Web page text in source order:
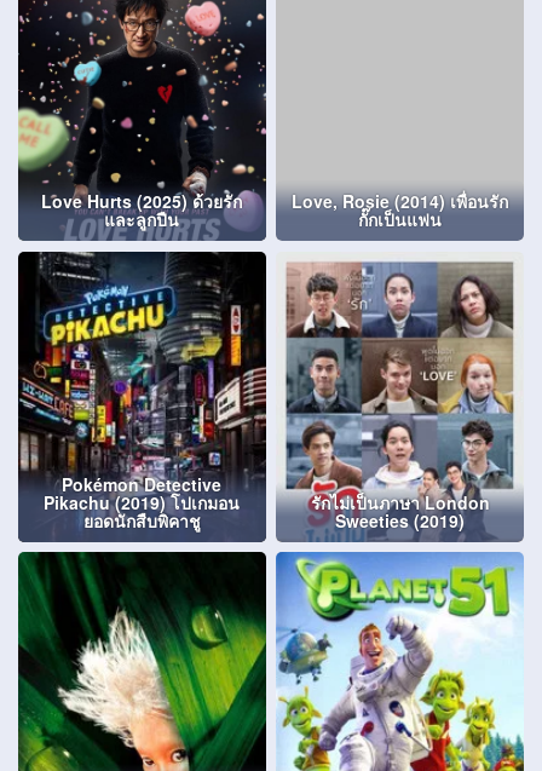
Love Hurts (2025) ด้วยรัก
และลูกปืน
Love, Rosie (2014) เพื่อนรัก
กั๊กเป็นแฟน
Pokémon Detective
Pikachu (2019) โปเกมอน
ยอดนักสืบพิคาชู
รักไม่เป็นภาษา London
Sweeties (2019)